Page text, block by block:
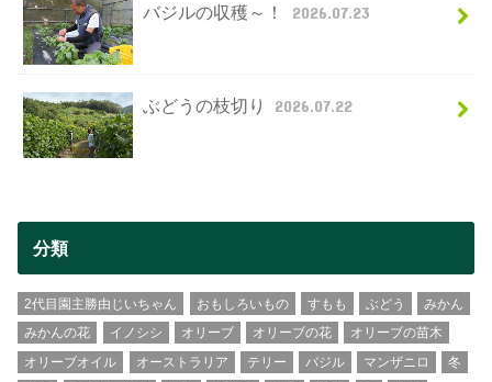
バジルの収穫～！ 2026.07.23
ぶどうの枝切り 2026.07.22
分類
2代目園主勝由じいちゃん おもしろいもの すもも ぶどう
みかん
みかんの花
イノシシ オリーブ オリーブの花
オリーブの苗木
オリーブオイル
オーストラリア テリー バジル マンザニロ
冬